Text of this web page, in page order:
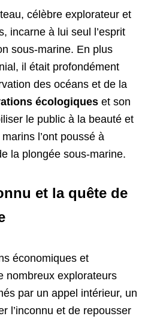
célèbre explorateur et
incarne à lui seul l’esprit
sous-marine. En plus
il était profondément
des océans et de la
écologiques et son
le public à la beauté et
l’ont poussé à
la plongée sous-marine.
et la quête de
économiques et
nombreux explorateurs
par un appel intérieur, un
l’inconnu et de repousser